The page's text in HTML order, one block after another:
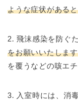
ような症状がある
2. 飛沫感染を防ぐた
をお願いいたしま
を覆うなどの咳エ
3. 入室時には、消